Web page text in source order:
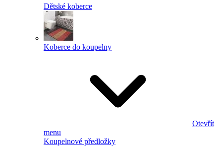
Dětské koberce
Koberce do koupelny
Otevřít
menu
Koupelnové předložky